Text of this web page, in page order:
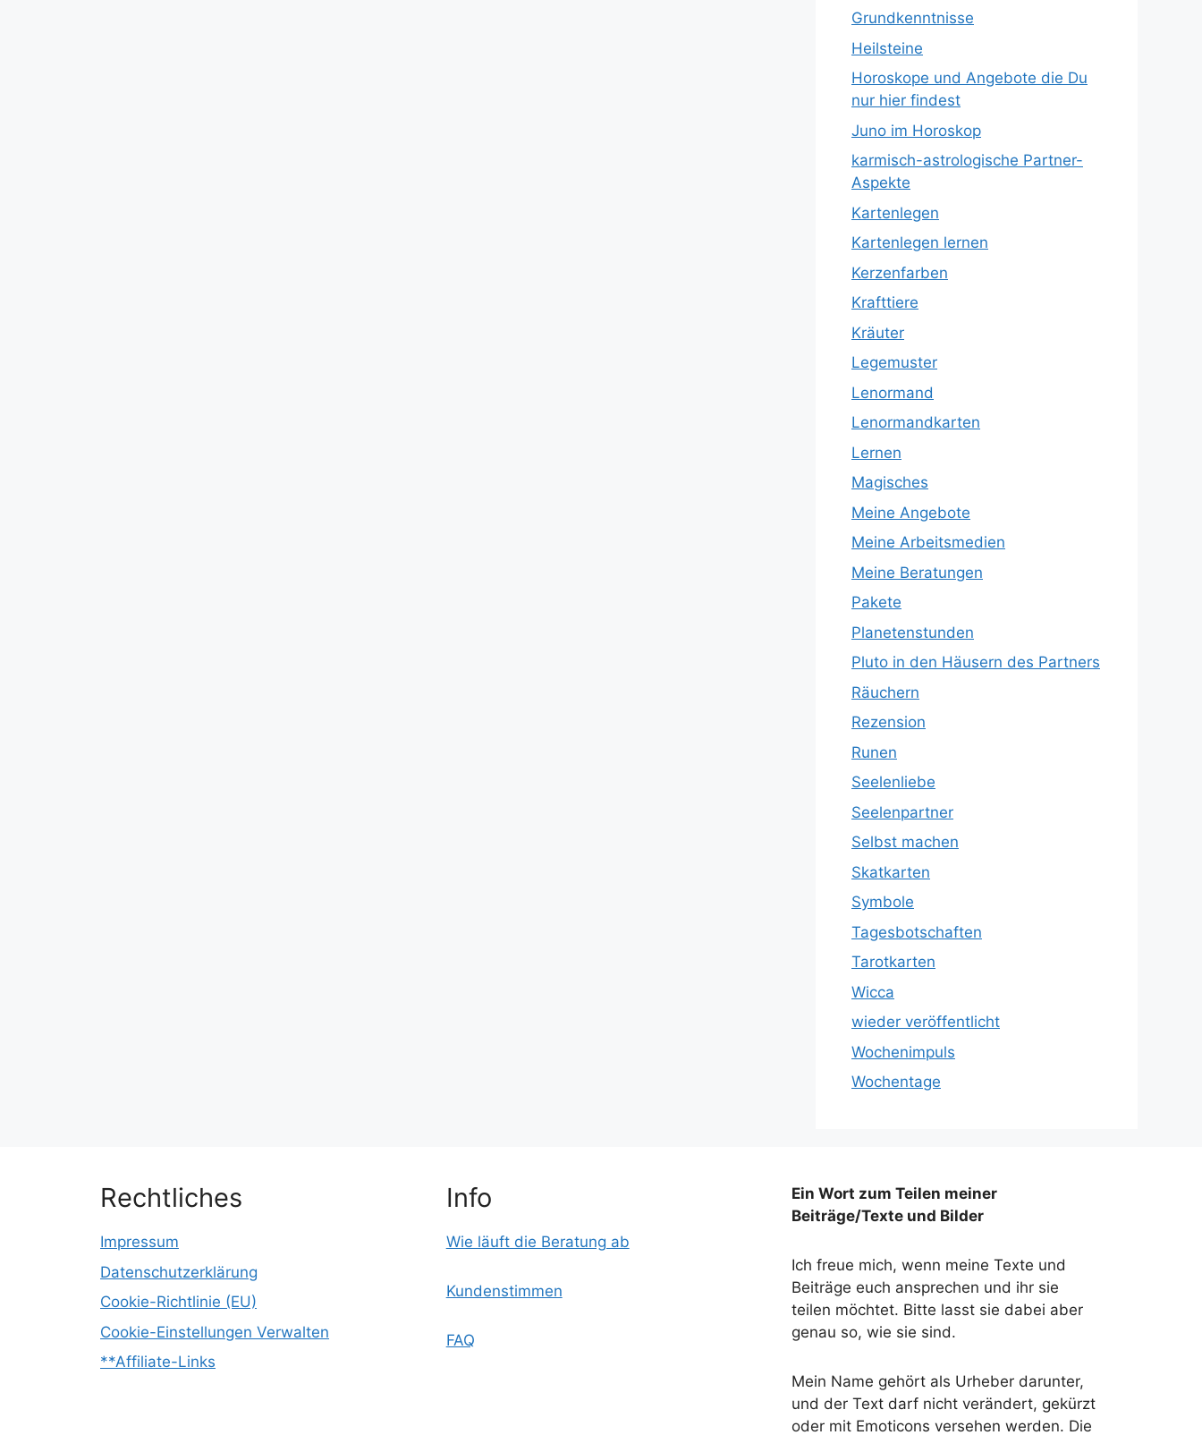
Grundkenntnisse
Heilsteine
Horoskope und Angebote die Du
nur hier findest
Juno im Horoskop
karmisch-astrologische Partner-
Aspekte
Kartenlegen
Kartenlegen lernen
Kerzenfarben
Krafttiere
Kräuter
Legemuster
Lenormand
Lenormandkarten
Lernen
Magisches
Meine Angebote
Meine Arbeitsmedien
Meine Beratungen
Pakete
Planetenstunden
Pluto in den Häusern des Partners
Räuchern
Rezension
Runen
Seelenliebe
Seelenpartner
Selbst machen
Skatkarten
Symbole
Tagesbotschaften
Tarotkarten
Wicca
wieder veröffentlicht
Wochenimpuls
Wochentage
Rechtliches
Impressum
Datenschutzerklärung
Cookie-Richtlinie (EU)
Cookie-Einstellungen Verwalten
**Affiliate-Links
Info
Wie läuft die Beratung ab
Kundenstimmen
FAQ
Ein Wort zum Teilen meiner
Beiträge/Texte und Bilder
Ich freue mich, wenn meine Texte und
Beiträge euch ansprechen und ihr sie
teilen möchtet. Bitte lasst sie dabei aber
genau so, wie sie sind.
Mein Name gehört als Urheber darunter,
und der Text darf nicht verändert, gekürzt
oder mit Emoticons versehen werden. Die